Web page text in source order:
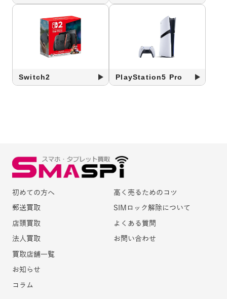
Switch2 PlayStation5 Pro
初めての方へ
郵送買取
店頭買取
法人買取
買取店舗一覧
お知らせ
コラム
高く売るためのコツ
SIMロック解除について
よくある質問
お問い合わせ